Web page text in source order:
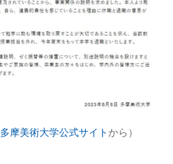
多摩美術大学公式サイトから）